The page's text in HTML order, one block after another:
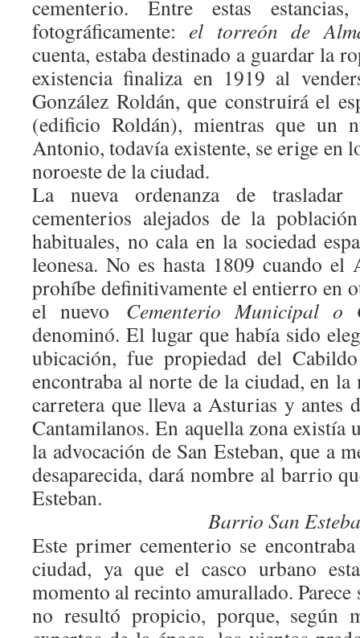
cementerio. Entre estas
fotográficamente:el torreón de
cuenta, estaba destinado a guardar la
existencia finaliza en 1919 al
González Roldán, que construirá el
(edificio Roldán), mientras que un
Antonio, todavía existente, se erige en
noroeste de la ciudad.
La nueva ordenanza de
cementerios alejados de la
habituales, no cala en la sociedad
leonesa. No es hasta 1809 cuando el
prohíbe definitivamente el entierro en
el nuevo Cementerio Municipal o
denominó. El lugar que había sido
ubicación, fue propiedad del
encontraba al norte de la ciudad, en
carretera que lleva a Asturias y antes
Cantamilanos. En aquella zona existía
la advocación de San Esteban, que a
desaparecida, dará nombre al barrio
Esteban.
Barrio San
Este primer cementerio se
ciudad, ya que el casco urbano
momento al recinto amurallado.
no resultó propicio, porque, según